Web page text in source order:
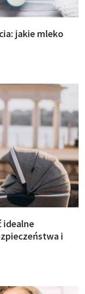
jakie mleko
idealne
i